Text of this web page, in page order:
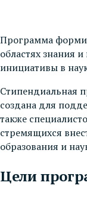
Программа
областях знания
инициативы в
Стипендиальная
создана для
также
стремящихся
образования и
Цели